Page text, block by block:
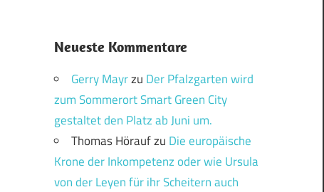
Neueste Kommentare
Gerry Mayrzu Der Pfalzgarten wird
zum Sommerort Smart Green City
gestaltet den Platz ab Juni um.
Thomas Höraufzu Die europäische
Krone der Inkompetenz oder wie Ursula
von der Leyen für ihr Scheitern auch